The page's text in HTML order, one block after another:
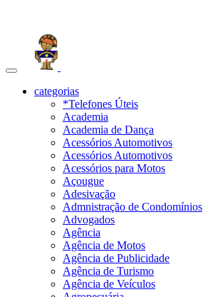
Toggle
navigationcategorias
*Telefones Úteis
Academia
Academia de Dança
Acessórios Automotivos
Acessórios Automotivos
Acessórios para Motos
Açougue
Adesivação
Admnistração de Condomínios
Advogados
Agência
Agência de Motos
Agência de Publicidade
Agência de Turismo
Agência de Veículos